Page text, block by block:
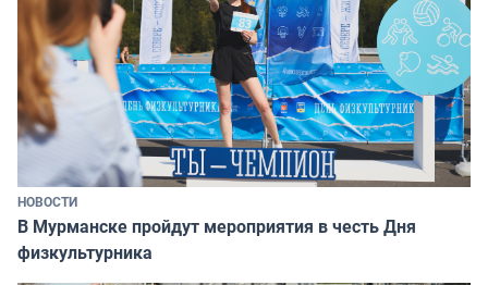
НОВОСТИ
В Мурманске пройдут мероприятия в честь Дня
физкультурника